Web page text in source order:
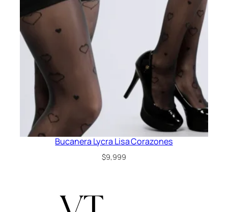
Bucanera Lycra Lisa Corazones
$9,999